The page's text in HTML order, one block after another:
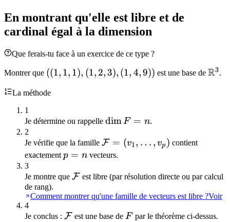
En montrant qu'elle est libre et de
cardinal égal à la dimension
Que ferais-tu face à un exercice de ce type ?
Montrer que ((1,
1),
2,
(1,
4,
((1, 1, 1), (1, 2,3), (1, 4,9)) est une base de R3.
La méthode
1
Je détermine ou rappelle \dim
n
dimF = n.
2
Je vérifie que la famille \mathcal{F}
= (v_1,
F = (v1, … , vp ) contient
exactement p
n
p = nvecteurs.
3
Je montre que \mathcal{F}
Fest libre (par résolution directe ou par calcul
de rang).
Comment montrer qu'une famille de vecteurs est libre ?Voir
4
Je conclus : \mathcal{F}
Fest une base de F
F par le théorème ci-dessus.